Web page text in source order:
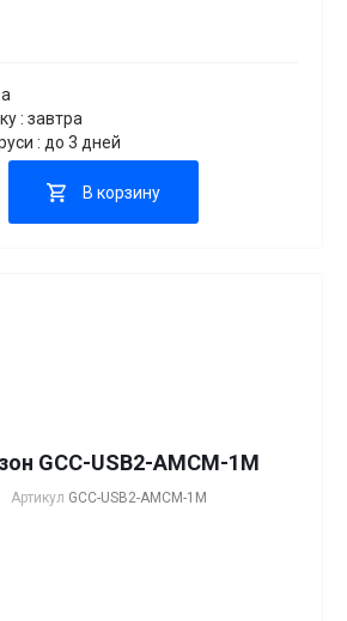
: завтра
: до 3 дней
В корзину
GCC-USB2-AMCM-1M
Артикул GCC-USB2-AMCM-1M